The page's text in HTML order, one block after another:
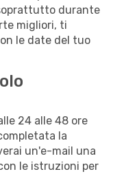
durante
migliori, ti
le date del tuo
24 alle 48 ore
la
un'e-mail una
le istruzioni per